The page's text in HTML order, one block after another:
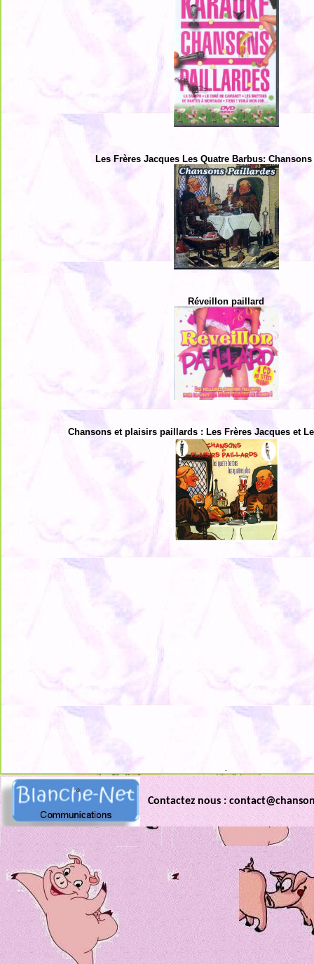
Les Frères Jacques Les Quatre Barbus:
Réveillon paillard
Chansons et plaisirs paillards : Les Frères Jacques et
.
Contactez nous :